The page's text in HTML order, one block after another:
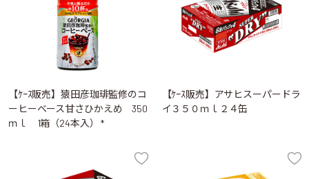
【ｹｰｽ販売】猿田彦珈琲監修のコ
ーヒーベース甘さひかえめ 350
ｍｌ 1箱（24本入） *
【ｹｰｽ販売】アサヒスーパードラ
イ３５０ｍｌ２４缶